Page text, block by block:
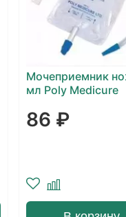
Мочеприемник
мл Poly Medicure
86 ₽